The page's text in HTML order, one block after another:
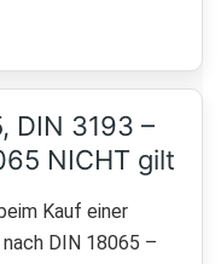
DIN 3193 –
NICHT gilt
Kauf einer
DIN 18065 –